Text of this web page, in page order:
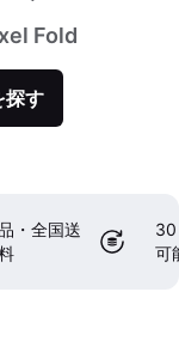
Fold
探す
・全国送
30
可